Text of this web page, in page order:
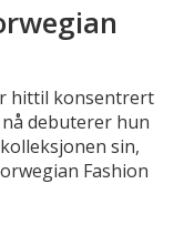
hittil konsentrert
debuterer hun
sin,
Fashion